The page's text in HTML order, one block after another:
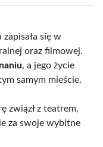
się w
oraz filmowej.
, a jego życie
samym mieście.
związł z teatrem,
za swoje wybitne